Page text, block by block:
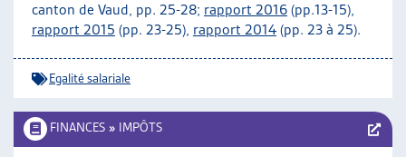
canton de Vaud, pp. 25-28; rapport 2016 (pp.13-15),
rapport 2015 (pp. 23-25), rapport 2014 (pp. 23 à 25).
Egalité salariale
FINANCES » IMPÔTS